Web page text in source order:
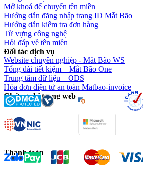
Mở khoá để chuyển tên miền
Hướng dẫn đăng nhập trang ID Mắt Bão
Hướng dẫn kiểm tra đơn hàng
Từ vựng công nghệ
Hỏi đáp về tên miền
Đối tác dịch vụ
Website chuyên nghiệp - Mắt Bão WS
Tổng đài tiết kiệm – Mắt Bão One
Trung tâm dữ liệu – ODS
Hóa đơn điện tử an toàn Matbao-invoice
Chứng chỉ trang web
Thanh toán